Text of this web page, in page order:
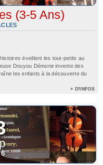
(3-5 Ans)
éveillent les tout-petits au
Douyou Démone invente des
les enfants à la découverte du
+ D'INFOS